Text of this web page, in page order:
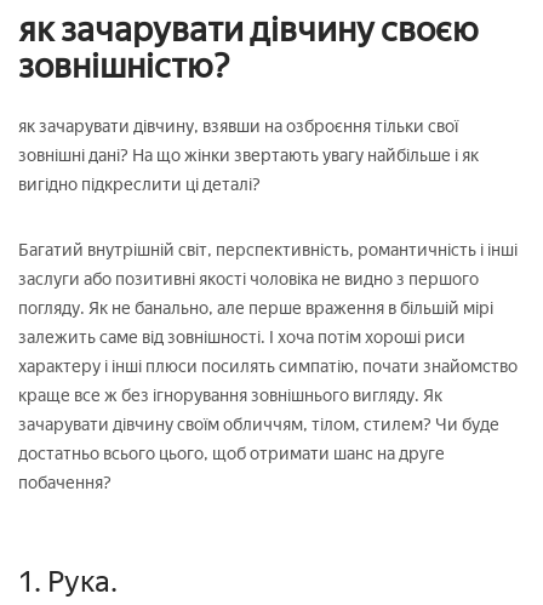
як зачарувати дівчину своєю
зовнішністю?
як зачарувати дівчину, взявши на озброєння тільки свої
зовнішні дані? На що жінки звертають увагу найбільше і як
вигідно підкреслити ці деталі?
Багатий внутрішній світ, перспективність, романтичність і інші
заслуги або позитивні якості чоловіка не видно з першого
погляду. Як не банально, але перше враження в більшій мірі
залежить саме від зовнішності. І хоча потім хороші риси
характеру і інші плюси посилять симпатію, почати знайомство
краще все ж без ігнорування зовнішнього вигляду. Як
зачарувати дівчину своїм обличчям, тілом, стилем? Чи буде
достатньо всього цього, щоб отримати шанс на друге
побачення?
1. Рука.